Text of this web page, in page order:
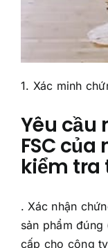
1. Xác minh
Yêu cầu
FSC
kiểm tra
. Xác nhận
sản phẩm
cấp cho công